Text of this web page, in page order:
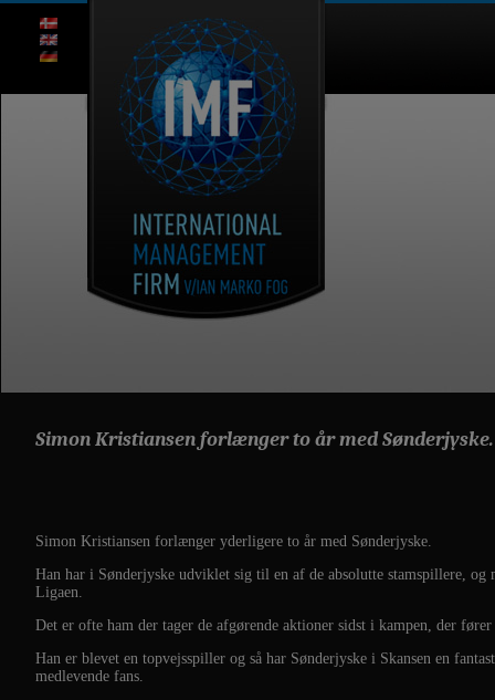
Simon Kristiansen forlænger to år med Sønderjyske.
Simon Kristiansen forlænger yderligere to år med Sønderjyske.
Han har i Sønderjyske udviklet sig til en af de absolutte stamspillere, og
Ligaen.
Det er ofte ham der tager de afgørende aktioner sidst i kampen, der
Han er blevet en topvejsspiller og så har Sønderjyske i Skansen en
medlevende fans.